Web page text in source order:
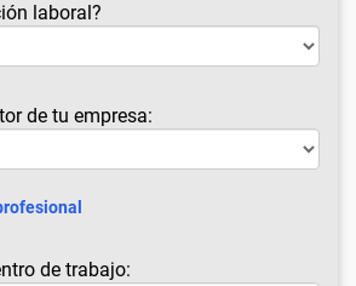
laboral?
de tu empresa:
de trabajo: